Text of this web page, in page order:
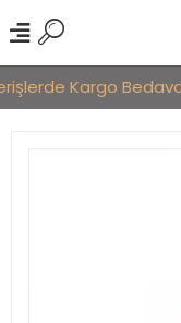
Kargo Bedava!